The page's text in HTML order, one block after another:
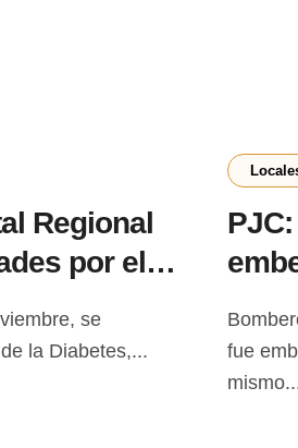
Regional
por el
la Diabetes,...
Bomberos Azules auxiliaron a un motociclista que
fue